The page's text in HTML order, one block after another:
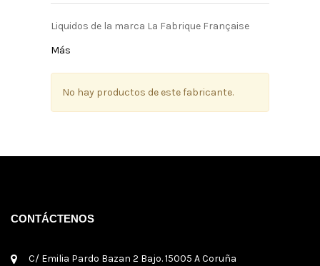
Liquidos de la marca La Fabrique Française
Más
No hay productos de este fabricante.
CONTÁCTENOS
C/ Emilia Pardo Bazan 2 Bajo. 15005 A Coruña